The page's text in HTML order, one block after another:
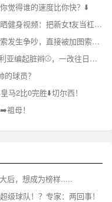
觉得谁的速度比你快？⬇️
[最新赛点]旺达讽刺不上进，伊卡尔迪随即晒健身视频：把新女❗友当杠铃狂练
[体育优选视频]发生啥了？球员泰勒和加图索发生争吵，直接被加图索赶出训练场！❕
【赛场新说】⬆️大变样！皇马新援库库雷⚾利亚编起脏辫⚾，一改往日蓬蓬头
的球员？
马2比0完胜⬇️切尔西！
母！
后，想成为榜样.....
级球队！？专家：两回事！